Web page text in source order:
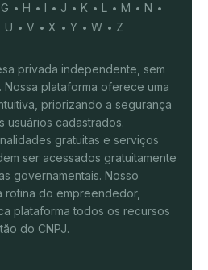
G H I J K L M
N
U V X Y W Z
privada independente, sem
plataforma oferece uma
priorizando a segurança
usuários cadastrados.
gratuitas e serviços
ser acessados gratuitamente
governamentais. Nosso
rotina do empreendedor,
plataforma todos os recursos
do CNPJ.